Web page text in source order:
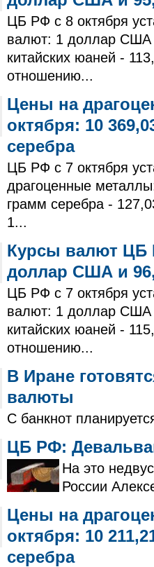
ЦБ РФ с 8 октября
валют: 1 доллар США
китайских юаней -
отношению...
Цены на
октября: 10
серебра
ЦБ РФ с 7 октября
драгоценные
грамм серебра -
1...
Курсы валют ЦБ
доллар США и
ЦБ РФ с 7 октября
валют: 1 доллар США
китайских юаней -
отношению...
В Иране
валюты
С банкнот
ЦБ РФ:
На это
России
Цены на
октября: 10
серебра